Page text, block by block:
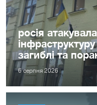
росія
загиблі та
6 серпня 2026